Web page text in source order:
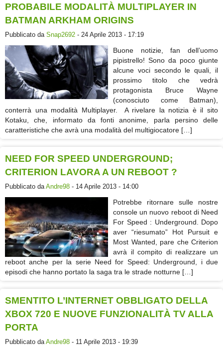
PROBABILE MODALITÀ MULTIPLAYER IN
BATMAN ARKHAM ORIGINS
Pubblicato da Snap2692 - 24 Aprile 2013 - 17:19
Buone notizie, fan dell’uomo
pipistrello! Sono da poco giunte
alcune voci secondo le quali, il
prossimo titolo che vedrà
protagonista Bruce Wayne
(conosciuto come Batman),
conterrà una modalità Multiplayer. A rivelare la notizia è il sito
Kotaku, che, informato da fonti anonime, parla persino delle
caratteristiche che avrà una modalità del multigiocatore […]
NEED FOR SPEED UNDERGROUND;
CRITERION LAVORA A UN REBOOT ?
Pubblicato daAndre98 - 14 Aprile 2013 - 14:00
Potrebbe ritornare sulle nostre
console un nuovo reboot di Need
For Speed : Underground. Dopo
aver “riesumato” Hot Pursuit e
Most Wanted, pare che Criterion
avrà il compito di realizzare un
reboot anche per la serie Need for Speed: Underground, i due
episodi che hanno portato la saga tra le strade notturne […]
SMENTITO L’INTERNET OBBLIGATO DELLA
XBOX 720 E NUOVE FUNZIONALITÀ TV ALLA
PORTA
Pubblicato daAndre98 - 11 Aprile 2013 - 19:39